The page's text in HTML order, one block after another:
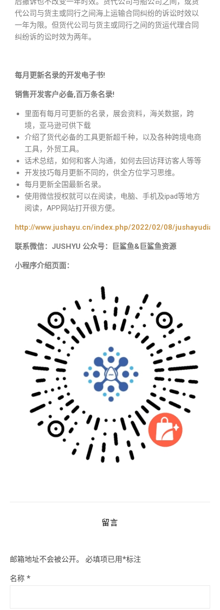
代公司与货主或同行之间海上运输合同纠纷的诉讼时效以
一年为限。但货代公司与货主或同行之间的货运代理合同
纠纷诉的讼时效为两年。
每月更新名录的开发电子书!
销售开发客户必备,百万条名录!
里面有每月可更新的名录，展会资料，海关数据，跨
境，亚马逊可供下载
介绍了货代必备的工具更新超千种，以及各种跨境电商
工具，外贸工具。
话术总结，如何和客人沟通，如何去回访拜访客人等等
开发技巧每月更新不同的，供全方位学习思维。
每月更新全国最新名录。
使用微信授权就可以在阅读，电脑、手机及ipad等地方
阅读，APP网站打开很方便。
http://www.jushayu.cn/index.php/2022/02/08/
联系微信：JUSHYU 公众号：巨鲨鱼&巨鲨鱼资源
小程序介绍页面：
留言
邮箱地址不会被公开。 必填项已用*标注
名称 *